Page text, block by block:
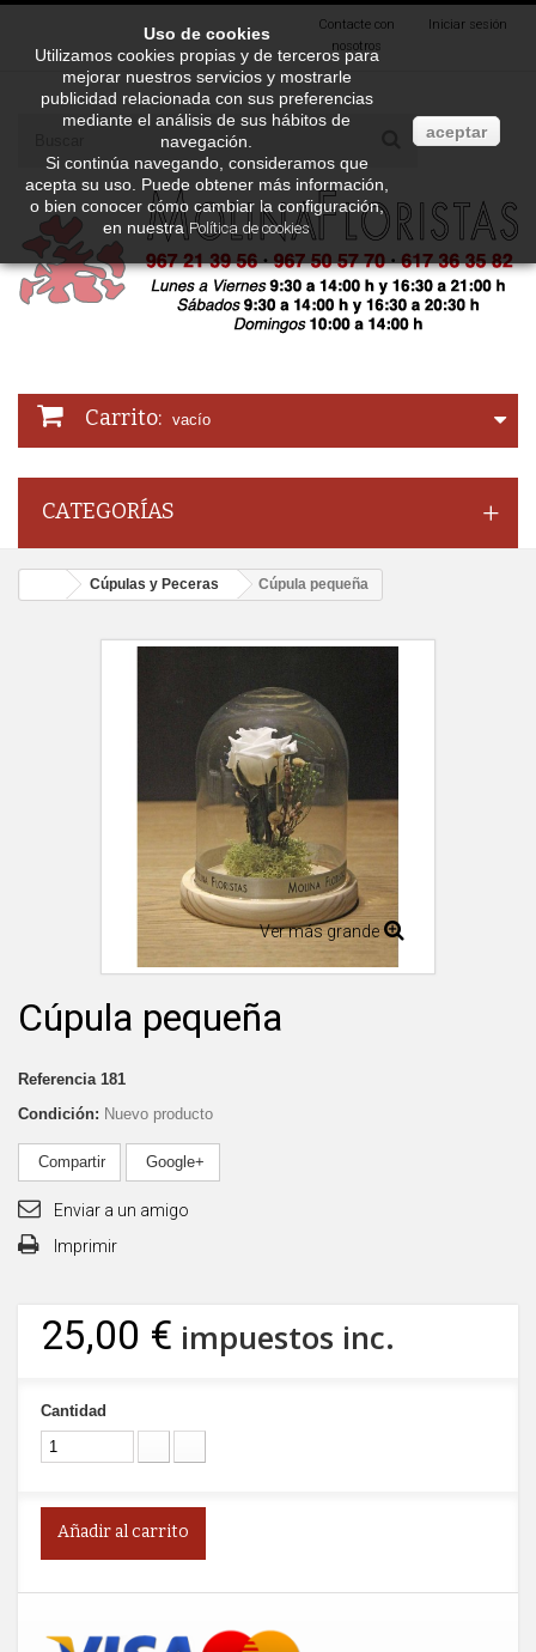
Iniciar sesión
Contacte con
nosotros
Carrito: vacío
CATEGORÍAS
Cúpulas y Peceras Cúpula pequeña
Ver más grande
Cúpula pequeña
Referencia 181
Condición: Nuevo producto
Compartir Google+
Enviar a un amigo
Imprimir
25,00 € impuestos inc.
Cantidad
Añadir al carrito
Uso de cookies
Utilizamos cookies propias y de terceros para
mejorar nuestros servicios y mostrarle
publicidad relacionada con sus preferencias
mediante el análisis de sus hábitos de
navegación.
Si continúa navegando, consideramos que
acepta su uso. Puede obtener más información,
o bien conocer cómo cambiar la configuración,
en nuestraPolítica de cookies
aceptar